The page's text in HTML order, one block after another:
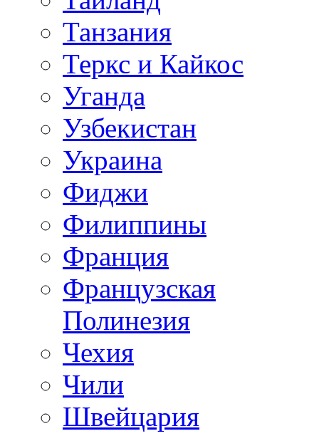
Танзания
Теркс и Кайкос
Уганда
Узбекистан
Украина
Фиджи
Филиппины
Франция
Французская
Полинезия
Чехия
Чили
Швейцария